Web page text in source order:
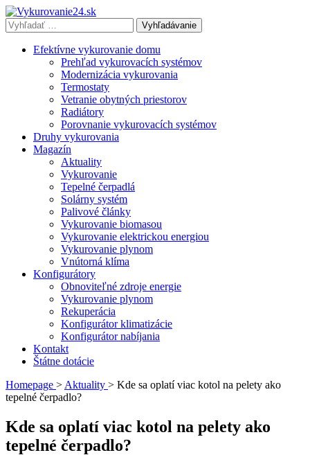
Vyhľadávať
výraz:
Efektívne vykurovanie domu
Prehľad vykurovacích systémov
Modernizácia vykurovania
Termostaty
Vetranie obytných priestorov
Radiátory
Porovnanie vykurovacích systémov
Druhy vykurovania
Magazín
Aktuality
Vykurovanie
Tepelné čerpadlá
Solárny systém
Palivové články
Vykurovanie biomasou
Vykurovanie elektrickou energiou
Vykurovanie plynom
Vnútorná klíma
Konfigurátory
Obnoviteľné zdroje energie
Vykurovanie plynom
Rekuperácia
Konfigurátor klimatizácie
Konfigurátor nabíjania
Kontakt
Štátne dotácie
Homepage > Aktuality > Kde sa oplatí viac kotol na pelety ako
tepelné čerpadlo?
Kde sa oplatí viac kotol na pelety ako
tepelné čerpadlo?